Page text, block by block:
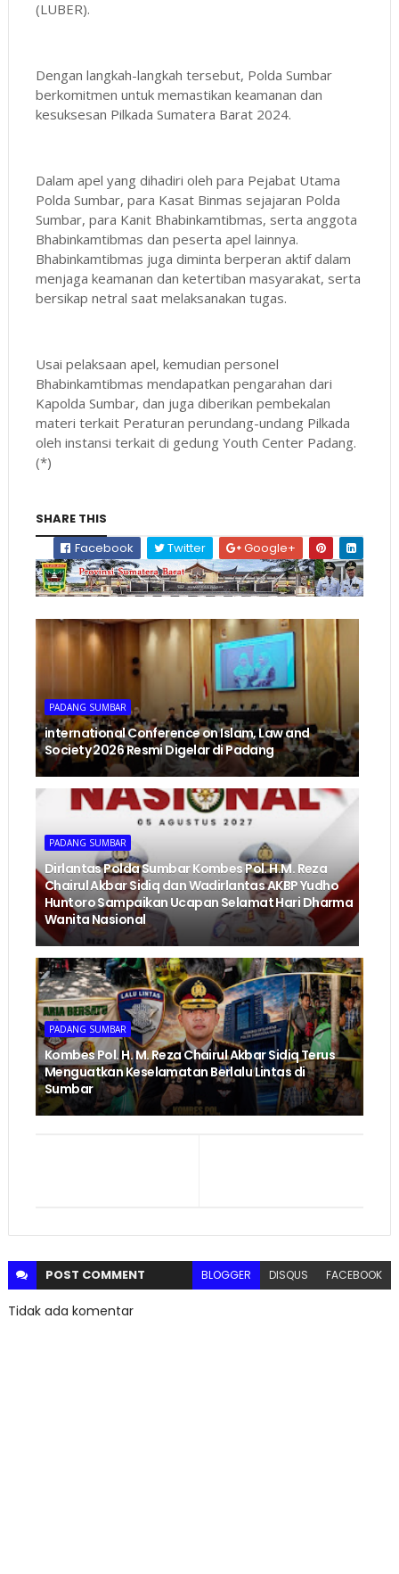
(LUBER).
Dengan langkah-langkah tersebut, Polda Sumbar
berkomitmen untuk memastikan keamanan dan
kesuksesan Pilkada Sumatera Barat 2024.
Dalam apel yang dihadiri oleh para Pejabat Utama
Polda Sumbar, para Kasat Binmas sejajaran Polda
Sumbar, para Kanit Bhabinkamtibmas, serta anggota
Bhabinkamtibmas dan peserta apel lainnya.
Bhabinkamtibmas juga diminta berperan aktif dalam
menjaga keamanan dan ketertiban masyarakat, serta
bersikap netral saat melaksanakan tugas.
Usai pelaksaan apel, kemudian personel
Bhabinkamtibmas mendapatkan pengarahan dari
Kapolda Sumbar, dan juga diberikan pembekalan
materi terkait Peraturan perundang-undang Pilkada
oleh instansi terkait di gedung Youth Center Padang.
(*)
SHARE THIS
Facebook
Twitter Google+
PADANG SUMBAR
international Conference on Islam, Law and
Society 2026 Resmi Digelar di Padang
PADANG SUMBAR
Dirlantas Polda Sumbar Kombes Pol. H.M. Reza
Chairul Akbar Sidiq dan Wadirlantas AKBP Yudho
Huntoro Sampaikan Ucapan Selamat Hari Dharma
Wanita Nasional
PADANG SUMBAR
Kombes Pol. H. M. Reza Chairul Akbar Sidiq Terus
Menguatkan Keselamatan Berlalu Lintas di
Sumbar
POST COMMENT BLOGGER DISQUS FACEBOOK
Tidak ada komentar